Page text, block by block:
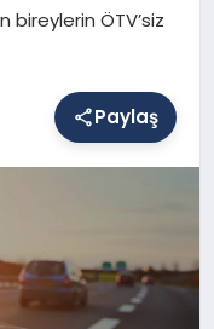
bireylerin ÖTV’siz
Paylaş